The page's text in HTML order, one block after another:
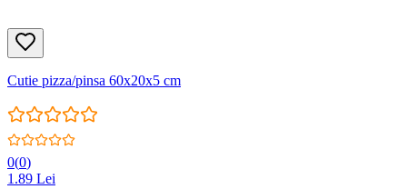
Cutie pizza/pinsa 60x20x5 cm
0(0)
1.89 Lei